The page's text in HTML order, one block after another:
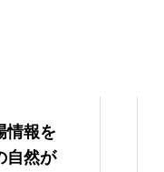
情報を
自然が